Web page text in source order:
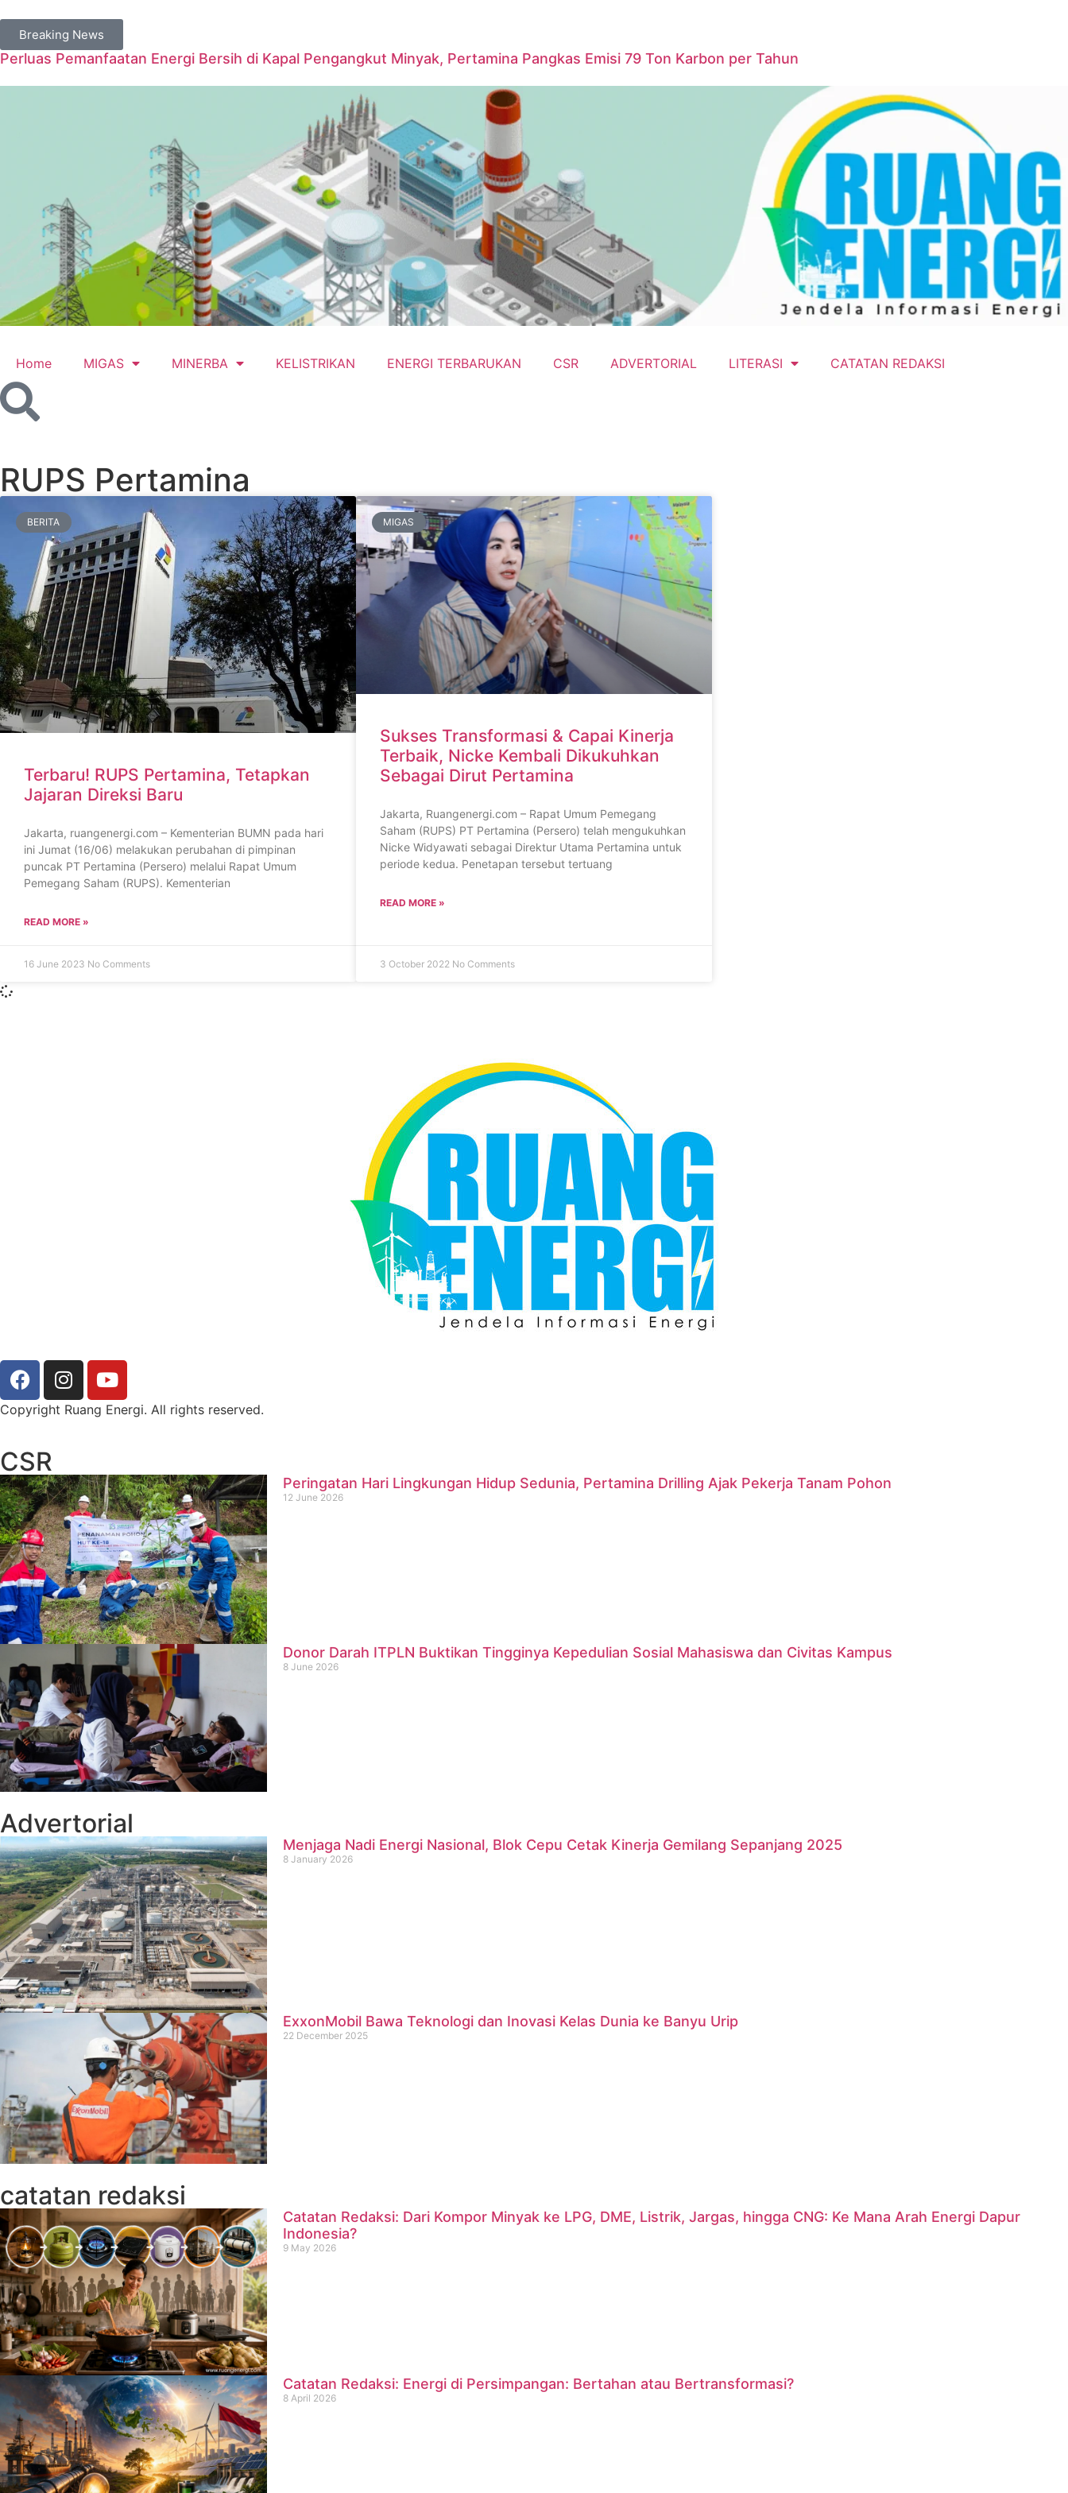
Breaking News
Perluas Pemanfaatan Energi Bersih di Kapal Pengangkut Minyak, Pertamina Pangkas Emisi 79 Ton Karbon per Tahun
Home MIGAS MINERBA KELISTRIKAN ENERGI TERBARUKAN CSR ADVERTORIAL LITERASI CATATAN REDAKSI
RUPS Pertamina
BERITA
Terbaru! RUPS Pertamina, Tetapkan
Jajaran Direksi Baru
Jakarta, ruangenergi.com – Kementerian BUMN pada hari
ini Jumat (16/06) melakukan perubahan di pimpinan
puncak PT Pertamina (Persero) melalui Rapat Umum
Pemegang Saham (RUPS). Kementerian
READ MORE »
16 June 2023 No Comments
MIGAS
Sukses Transformasi & Capai Kinerja
Terbaik, Nicke Kembali Dikukuhkan
Sebagai Dirut Pertamina
Jakarta, Ruangenergi.com – Rapat Umum Pemegang
Saham (RUPS) PT Pertamina (Persero) telah mengukuhkan
Nicke Widyawati sebagai Direktur Utama Pertamina untuk
periode kedua. Penetapan tersebut tertuang
READ MORE »
3 October 2022 No Comments
Copyright Ruang Energi. All rights reserved.
CSR
Peringatan Hari Lingkungan Hidup Sedunia, Pertamina Drilling Ajak Pekerja Tanam Pohon
12 June 2026
Donor Darah ITPLN Buktikan Tingginya Kepedulian Sosial Mahasiswa dan Civitas Kampus
8 June 2026
Advertorial
Menjaga Nadi Energi Nasional, Blok Cepu Cetak Kinerja Gemilang Sepanjang 2025
8 January 2026
ExxonMobil Bawa Teknologi dan Inovasi Kelas Dunia ke Banyu Urip
22 December 2025
catatan redaksi
Catatan Redaksi: Dari Kompor Minyak ke LPG, DME, Listrik, Jargas, hingga CNG: Ke Mana Arah Energi Dapur
Indonesia?
9 May 2026
Catatan Redaksi: Energi di Persimpangan: Bertahan atau Bertransformasi?
8 April 2026